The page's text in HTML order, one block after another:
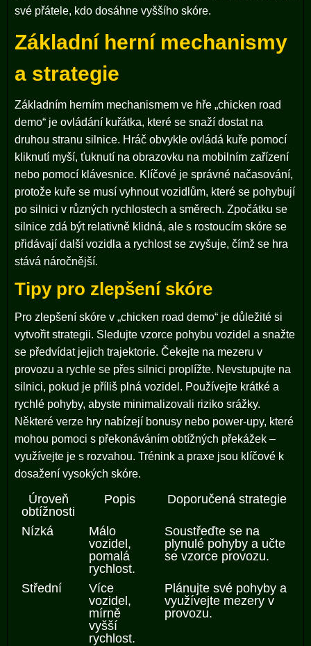
své přátele, kdo dosáhne vyššího skóre.
Základní herní mechanismy
a strategie
Základním herním mechanismem ve hře „chicken road
demo“ je ovládání kuřátka, které se snaží dostat na
druhou stranu silnice. Hráč obvykle ovládá kuře pomocí
kliknutí myší, ťuknutí na obrazovku na mobilním zařízení
nebo pomocí klávesnice. Klíčové je správné načasování,
protože kuře se musí vyhnout vozidlům, které se pohybují
po silnici v různých rychlostech a směrech. Zpočátku se
silnice zdá být relativně klidná, ale s rostoucím skóre se
přidávají další vozidla a rychlost se zvyšuje, čímž se hra
stává náročnější.
Tipy pro zlepšení skóre
Pro zlepšení skóre v „chicken road demo“ je důležité si
vytvořit strategii. Sledujte vzorce pohybu vozidel a snažte
se předvídat jejich trajektorie. Čekejte na mezeru v
provozu a rychle se přes silnici proplížte. Nevstupujte na
silnici, pokud je příliš plná vozidel. Používejte krátké a
rychlé pohyby, abyste minimalizovali riziko srážky.
Některé verze hry nabízejí bonusy nebo power-upy, které
mohou pomoci s překonáváním obtížných překážek –
využívejte je s rozvahou. Trénink a praxe jsou klíčové k
dosažení vysokých skóre.
Úroveň
obtížnosti
Popis Doporučená strategie
Nízká
Málo
vozidel,
pomalá
rychlost.
Soustřeďte se na
plynulé pohyby a učte
se vzorce provozu.
Střední
Více
vozidel,
mírně
vyšší
rychlost.
Plánujte své pohyby a
využívejte mezery v
provozu.